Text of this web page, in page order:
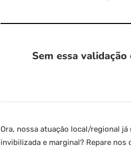
Sem essa
Ora, nossa atuação local/regional
invibilizada e marginal? Repare nos